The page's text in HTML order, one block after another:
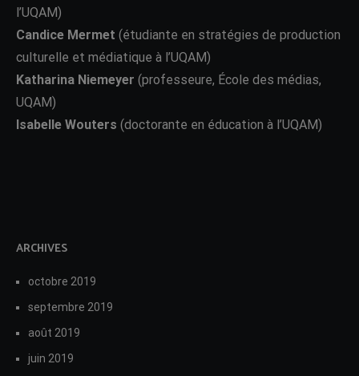
l’UQAM)
Candice Mermet (étudiante en stratégies de production
culturelle et médiatique à l’UQAM)
Katharina Niemeyer (professeure, École des médias,
UQAM)
Isabelle Wouters (doctorante en éducation à l’UQAM)
ARCHIVES
octobre 2019
septembre 2019
août 2019
juin 2019